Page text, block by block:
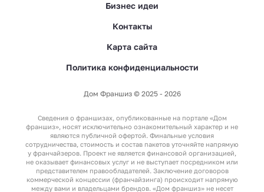
Бизнес идеи
Контакты
Карта сайта
Политика конфиденциальности
Дом Франшиз © 2025 - 2026